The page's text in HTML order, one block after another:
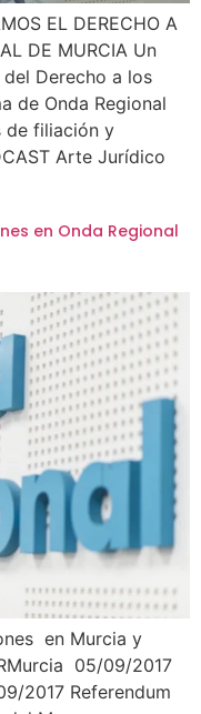
EL DERECHO A
DE MURCIA Un
Derecho a los
de Onda Regional
de filiación y
Arte Jurídico
en Onda Regional
en Murcia y
05/09/2017
2017 Referendum